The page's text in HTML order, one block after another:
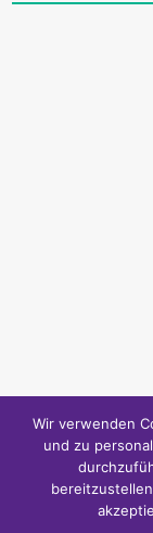
Wir verwenden
und zu